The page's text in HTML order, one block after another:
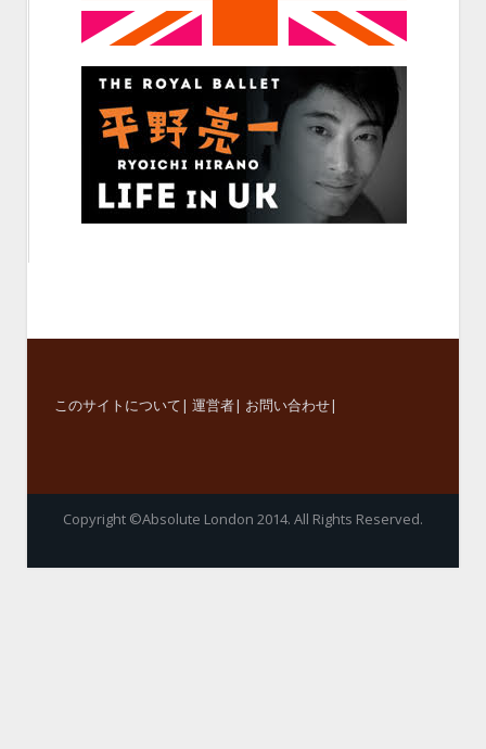
このサイトについて| 運営者| お問い合わせ|
Copyright ©Absolute London 2014. All Rights Reserved.